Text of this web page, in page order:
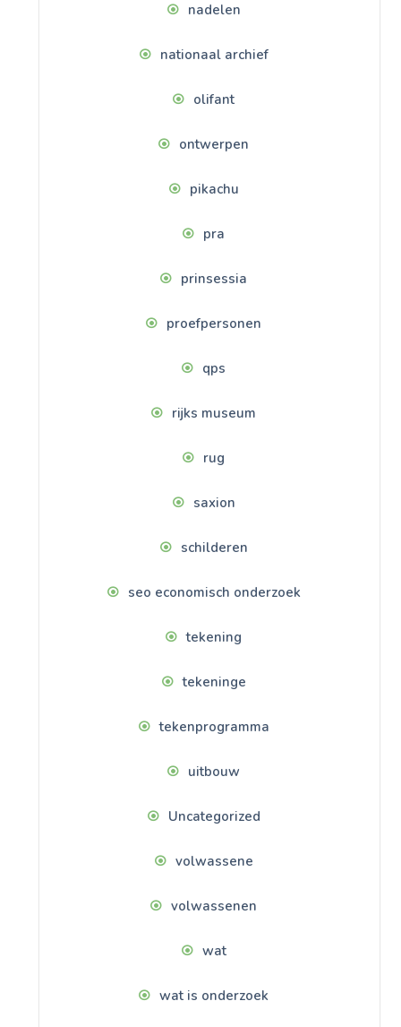
nadelen
nationaal archief
olifant
ontwerpen
pikachu
pra
prinsessia
proefpersonen
qps
rijks museum
rug
saxion
schilderen
seo economisch onderzoek
tekening
tekeninge
tekenprogramma
uitbouw
Uncategorized
volwassene
volwassenen
wat
wat is onderzoek